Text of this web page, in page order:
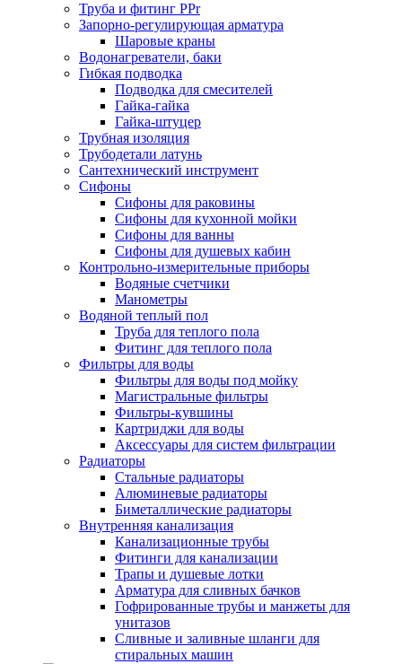
Труба и фитинг PPr
Запорно-регулирующая арматура
Шаровые краны
Водонагреватели, баки
Гибкая подводка
Подводка для смесителей
Гайка-гайка
Гайка-штуцер
Трубная изоляция
Трубодетали латунь
Сантехнический инструмент
Сифоны
Сифоны для раковины
Сифоны для кухонной мойки
Сифоны для ванны
Сифоны для душевых кабин
Контрольно-измерительные приборы
Водяные счетчики
Манометры
Водяной теплый пол
Труба для теплого пола
Фитинг для теплого пола
Фильтры для воды
Фильтры для воды под мойку
Магистральные фильтры
Фильтры-кувшины
Картриджи для воды
Аксессуары для систем фильтрации
Радиаторы
Стальные радиаторы
Алюминевые радиаторы
Биметаллические радиаторы
Внутренняя канализация
Канализационные трубы
Фитинги для канализации
Трапы и душевые лотки
Арматура для сливных бачков
Гофрированные трубы и манжеты для
унитазов
Сливные и заливные шланги для
стиральных машин